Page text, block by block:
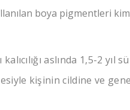
boya pigmentleri
aslında 1,5-2 yıl
kişinin cildine ve